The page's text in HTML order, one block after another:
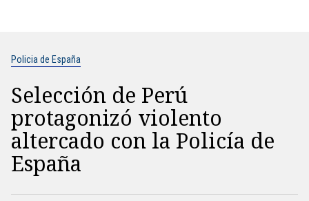
Policia de España
Selección de Perú
protagonizó violento
altercado con la Policía de
España